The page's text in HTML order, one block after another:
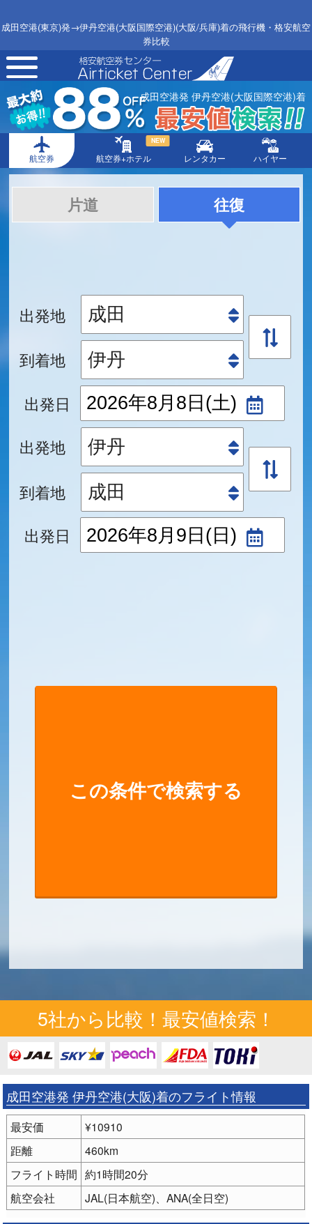
成田空港(東京)発→伊丹空港(大阪国際空港)(大阪/兵庫)着の飛行機・格安航空
券比較
toggle
navigation
成田空港発 伊丹空港(大阪国際空港)着
航空券 航空券+ホテル
NEW
レンタカー ハイヤー
片道 往復
出発地
到着地
出発日
出発地
到着地
出発日
5社から比較！最安値検索！
成田空港発 伊丹空港(大阪)着のフライト情報
最安価
¥10910
距離
460km
フライト時間 約1時間20分
航空会社
JAL(日本航空)、ANA(全日空)